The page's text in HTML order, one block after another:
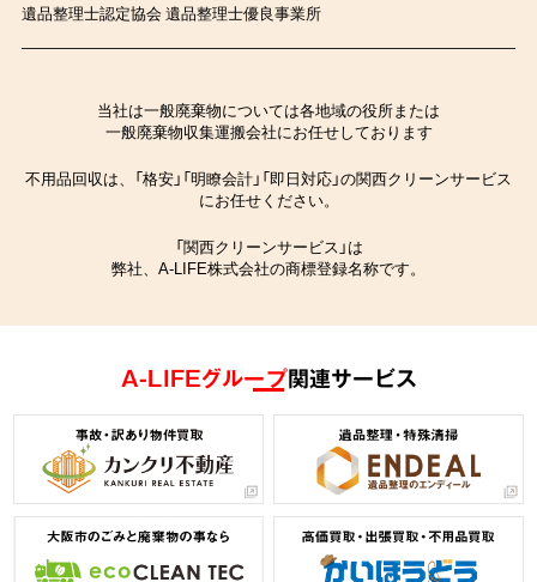
遺品整理士認定協会 遺品整理士優良事業所
当社は一般廃棄物については各地域の役所または
一般廃棄物収集運搬会社にお任せしております
不用品回収は、「格安」「明瞭会計」「即日対応」の関西クリーンサービス
にお任せください。
「関西クリーンサービス」は
弊社、A-LIFE株式会社の商標登録名称です。
A-LIFEグループ関連サービス